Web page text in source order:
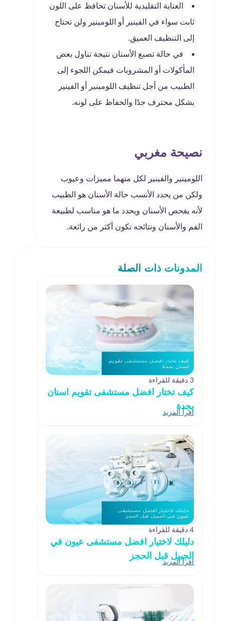
العناية التقليدية للأسنان تحافظ على اللون
ثابت سواء في الفينير أو اللومينير ولن تحتاج
إلى التنظيف العميق.
في حالة تصبغ الأسنان نتيجة تناول بعض
المأكولات أو المشروبات فيمكن اللجوء إلى
الطبيب من أجل تنظيف اللومينير أو الفينير
بشكل محترف جدًا والحفاظ على لونه.
نصيحة مغربي
اللومينير والفينير لكل منهما مميزات وعيوب
ولكن من يحدد الأنسب حالة الأسنان هو الطبيب
لأنه يفحص الأسنان ويحدد ما هو مناسب لطبيعة
الفم والأسنان ونتائجه تكون أكثر من رائعة.
المدونات ذات الصلة
3 دقيقة للقراءة
كيف تختار افضل مستشفى تقويم اسنان
بجدة
اقرأ المزيد
4 دقيقة للقراءة
دليلك لاختيار افضل مستشفى عيون في
الجبيل قبل الحجز
اقرأ المزيد